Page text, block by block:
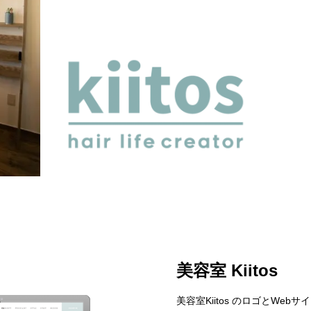
美容室 Kiitos
美容室Kiitos のロゴとWebサ